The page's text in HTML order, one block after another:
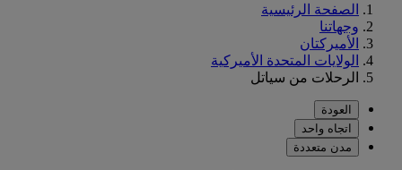
الصفحة الرئيسية
وجهاتنا
الأميركتان
الولايات المتحدة الأميركية
الرحلات من سياتل
العودة
اتجاه واحد
مدن متعددة